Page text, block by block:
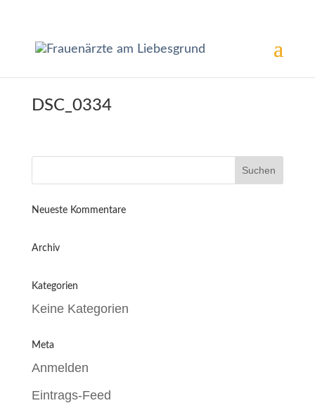
DSC_0334
Neueste Kommentare
Archiv
Kategorien
Keine Kategorien
Meta
Anmelden
Eintrags-Feed